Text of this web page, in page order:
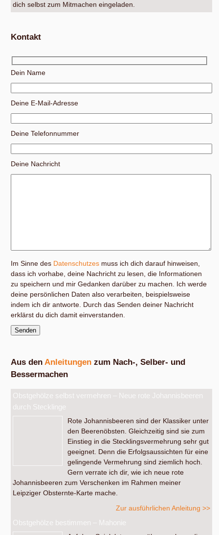
dich selbst zum Mitmachen eingeladen.
Kontakt
Dein Name
Deine E-Mail-Adresse
Deine Telefonnummer
Deine Nachricht
Im Sinne des Datenschutzes muss ich dich darauf hinweisen,
dass ich vorhabe, deine Nachricht zu lesen, die Informationen
zu speichern und mir Gedanken darüber zu machen. Ich werde
deine persönlichen Daten also verarbeiten, beispielsweise
indem ich dir antworte. Durch das Senden deiner Nachricht
erklärst du dich damit einverstanden.
Aus denAnleitungen zum Nach-, Selber- und
Bessermachen
Obstgehölze selbst vermehren – Neue rote Johannisbeeren
durch Stecklinge
Rote Johannisbeeren sind der Klassiker unter
den Beerenöbsten. Gleichzeitig sind sie zum
Einstieg in die Stecklingsvermehrung sehr gut
geeignet. Denn die Erfolgsaussichten für eine
gelingende Vermehrung sind ziemlich hoch.
Gern verrate ich dir, wie ich neue rote
Johannisbeeren zum Verschenken im Rahmen meiner
Leipziger Obsternte-Karte mache.
Zur ausführlichen Anleitung >>
Obstgehölze bestimmen – Mahonie